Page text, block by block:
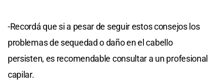
-Recordá que si a pesar de seguir estos consejos los
problemas de sequedad o daño en el cabello
persisten, es recomendable consultar a un profesional
capilar.